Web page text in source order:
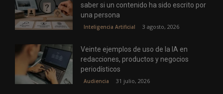
saber si un contenido ha sido escrito por
una persona
Inteligencia Artificial 3 agosto, 2026
Veinte ejemplos de uso de la IA en
redacciones, productos y negocios
periodísticos
Audiencia 31 julio, 2026